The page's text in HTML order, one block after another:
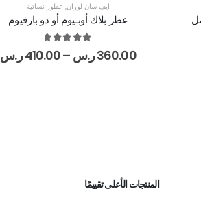
ايف سان لوران, عطور نسائية
عطر بلاك أوبـيوم أو دو بارفيوم
360.00ر.س –
410.00ر.س
المنتجات الأعلى تقييمًا